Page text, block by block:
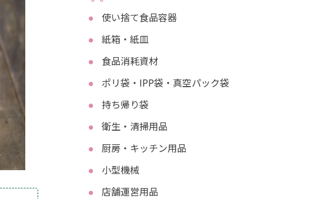
使い捨て食品容器
紙箱・紙皿
食品消耗資材
ポリ袋・IPP袋・真空パック袋
持ち帰り袋
衛生・清掃用品
厨房・キッチン用品
小型機械
店舗運営用品